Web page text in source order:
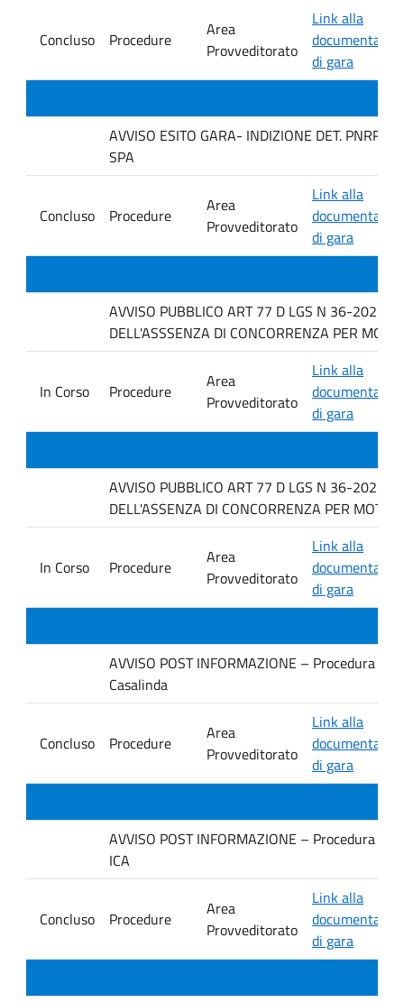
Concluso Procedure
Area
Provveditorato
Link alla
di gara
AVVISO ESITO GARA- INDIZIONE DET. PNRR
SPA
Concluso Procedure
Area
Provveditorato
Link alla
di gara
AVVISO PUBBLICO ART 77 D LGS N 36-2023
DELL'ASSSENZA DI CONCORRENZA PER
In Corso Procedure
Area
Provveditorato
Link alla
di gara
AVVISO PUBBLICO ART 77 D LGS N 36-2023
DELL'ASSENZA DI CONCORRENZA PER
In Corso Procedure
Area
Provveditorato
Link alla
di gara
AVVISO POST INFORMAZIONE – Procedura
Casalinda
Concluso Procedure
Area
Provveditorato
Link alla
di gara
AVVISO POST INFORMAZIONE – Procedura
ICA
Concluso Procedure
Area
Provveditorato
Link alla
di gara